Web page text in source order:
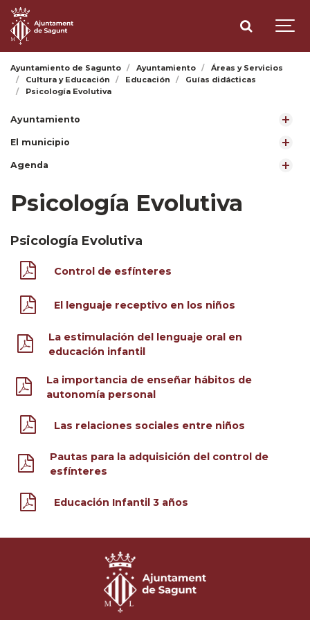
Ayuntamiento de Sagunto Ayuntamiento
Áreas y Servicios
Cultura y Educación
Educación
Guías didácticas
Psicología Evolutiva
Ayuntamiento
El municipio
Agenda
Psicología Evolutiva
Psicología Evolutiva
Control de esfínteres
El lenguaje receptivo en los niños
La estimulación del lenguaje oral en
educación infantil
La importancia de enseñar hábitos de
autonomía personal
Las relaciones sociales entre niños
Pautas para la adquisición del control de
esfínteres
Educación Infantil 3 años